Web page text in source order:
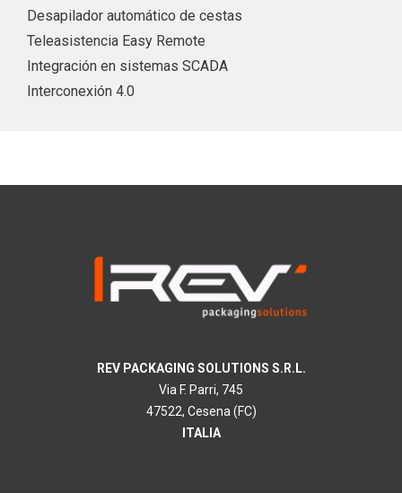
Desapilador automático de cestas
Teleasistencia Easy Remote
Integración en sistemas SCADA
Interconexión 4.0
REV PACKAGING SOLUTIONS S.R.L.
Via F. Parri, 745
47522, Cesena (FC)
ITALIA